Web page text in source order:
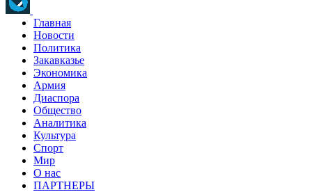
Главная
Новости
Политика
Закавказье
Экономика
Армия
Диаспора
Общество
Аналитика
Культура
Спорт
Мир
О нас
ПАРТНЕРЫ